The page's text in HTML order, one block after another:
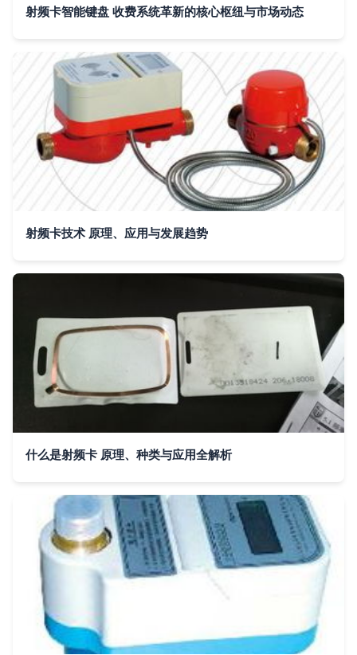
射频卡智能键盘 收费系统革新的核心枢纽与市场动态
射频卡技术 原理、应用与发展趋势
什么是射频卡 原理、种类与应用全解析